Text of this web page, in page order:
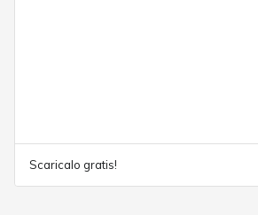
Scaricalo gratis!